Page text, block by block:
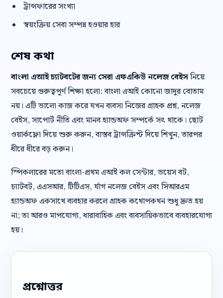
ট্রান্সফারের সংখ্যা
স্বয়ংক্রিয় সেবা সম্পন্ন হওয়ার হার
শেষ কথা
বাংলা এআই চ্যাটবটের জন্য সেরা এফএকিউ নলেজ বেইসনিয়ে
সবচেয়ে গুরুত্বপূর্ণ শিক্ষা হলো: বাংলা এআই কোনো জাদুর বোতাম
নয়। এটি ভালো কাজ করে যখন ব্যবসা নিজের গ্রাহক প্রশ্ন, নলেজ
বেইস, সাপোর্ট নীতি এবং মানব হ্যান্ডঅফ সম্পর্কে সৎ থাকে। ছোট
ওয়ার্কফ্লো দিয়ে শুরু করুন, বাস্তব ট্রান্সক্রিপ্ট দিয়ে শিখুন, তারপর
ধীরে ধীরে বড় করুন।
স্পিকলারের মতো বাংলা-প্রথম এআই কল সেন্টার, ভয়েস বট,
চ্যাটবট, এএসআর, টিটিএস, র্যাগ নলেজ বেইস এবং সিআরএম
হ্যান্ডঅফ একসাথে ব্যবহার করলে গ্রাহক কথোপকথন শুধু দ্রুত হয়
না; তা আরও মাপযোগ্য, ধারাবাহিক এবং ব্যবসায়িকভাবে ব্যবহারযোগ্য
হয়।
প্রশ্নোত্তর